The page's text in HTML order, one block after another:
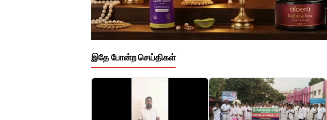
இதே போன்ற செய்திகள்